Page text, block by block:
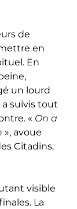
de
mettre en
En
un lourd
a suivis tout
« On a
», avoue
Citadins,
visible
La